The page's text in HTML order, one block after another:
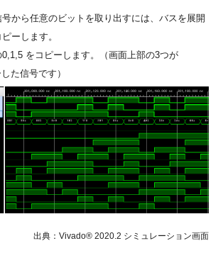
から任意のビットを取り出すには、バスを展開
ーします。
をコピーします。（画面上部の3つが
た信号です）
出典：Vivado® 2020.2 シミュレーション画面